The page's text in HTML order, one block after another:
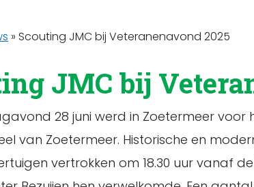
» Scouting JMC bij Veteranenavond 2025
JMC bij
28 juni werd in Zoetermeer
van Zoetermeer. Historische en
vertrokken om 18.30 uur vanaf